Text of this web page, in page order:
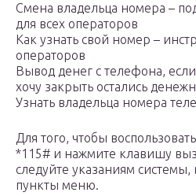
Смена владельца номера –
для всех операторов
Как узнать свой номер –
операторов
Вывод денег с телефона,
хочу закрыть остались
Узнать владельца номера
Для того, чтобы
*115# и нажмите клавишу
следуйте указаниям
пункты меню.